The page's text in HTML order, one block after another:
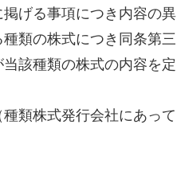
げる事項につき内容の異
類の株式につき同条第三
該種類の株式の内容を定
類株式発行会社にあって